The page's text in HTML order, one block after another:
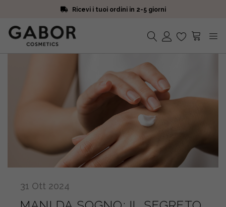
Scegli campioni omaggio a ogni ordine
Iscriviti alla Newsletter. 15% di sconto e spedizione gratuita
Ricevi i tuoi ordini in 2-5 giorni
Nessun prodotto nel carrello.
31 Ott 2024